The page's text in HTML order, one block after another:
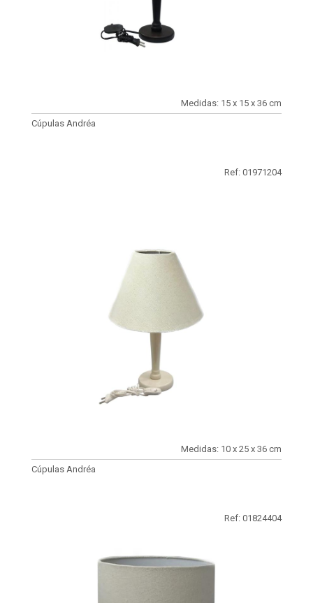
Medidas: 15 x 15 x 36 cm
Cúpulas Andréa
Ref: 01971204
Medidas: 10 x 25 x 36 cm
Cúpulas Andréa
Ref: 01824404